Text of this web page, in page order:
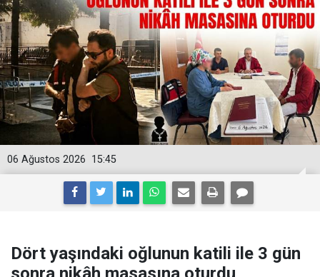
15:45
06 Ağustos 2026
Dört yaşındaki oğlunun katili ile 3 gün